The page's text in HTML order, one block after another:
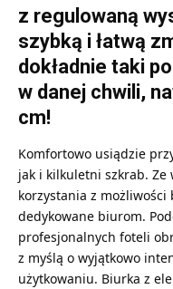
z regulowaną
szybką i łatwą
dokładnie taki
w danej chwili,
cm!
Komfortowo usiądzie
jak i kilkuletni szkrab.
korzystania z
dedykowane biurom.
profesjonalnych foteli
z myślą o wyjątkowo
użytkowaniu. Biurka z